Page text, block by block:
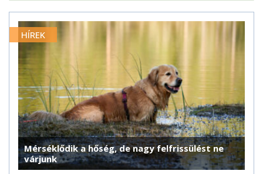
HÍREK
Mérséklődik a hőség, de nagy felfrissülést ne
várjunk